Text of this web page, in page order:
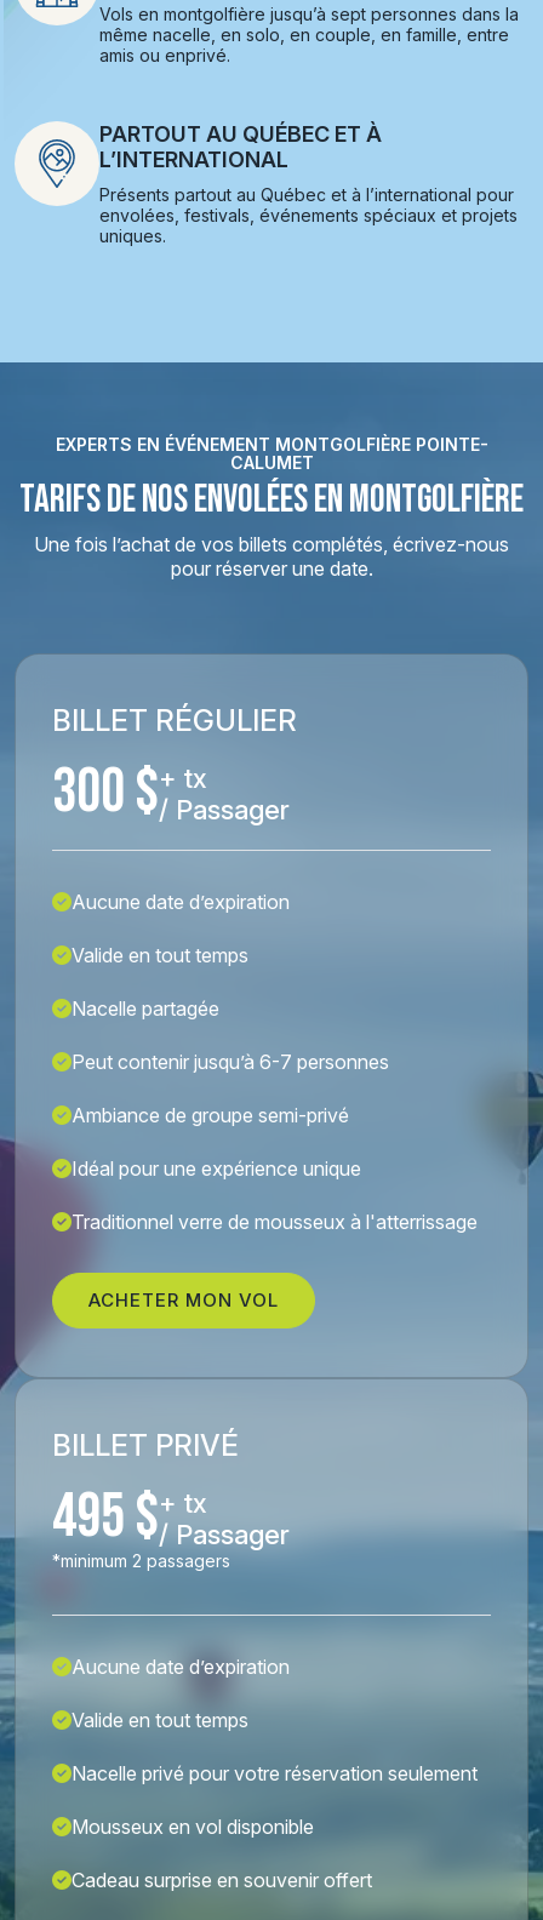
Vols en montgolfière jusqu’à sept personnes dans la
même nacelle, en solo, en couple, en famille, entre
amis ou enprivé.
PARTOUT AU QUÉBEC ET À
L’INTERNATIONAL
Présents partout au Québec et à l’international pour
envolées, festivals, événements spéciaux et projets
uniques.
EXPERTS EN ÉVÉNEMENT MONTGOLFIÈRE POINTE-
CALUMET
TARIFS DE NOS ENVOLÉES EN MONTGOLFIÈRE
Une fois l’achat de vos billets complétés, écrivez-nous
pour réserver une date.
BILLET RÉGULIER
300 $+ tx
/ Passager
Aucune date d’expiration
Valide en tout temps
Nacelle partagée
Peut contenir jusqu’à 6-7 personnes
Ambiance de groupe semi-privé
Idéal pour une expérience unique
Traditionnel verre de mousseux à l'atterrissage
ACHETER MON VOL
BILLET PRIVÉ
495 $+ tx
/ Passager
*minimum 2 passagers
Aucune date d’expiration
Valide en tout temps
Nacelle privé pour votre réservation seulement
Mousseux en vol disponible
Cadeau surprise en souvenir offert